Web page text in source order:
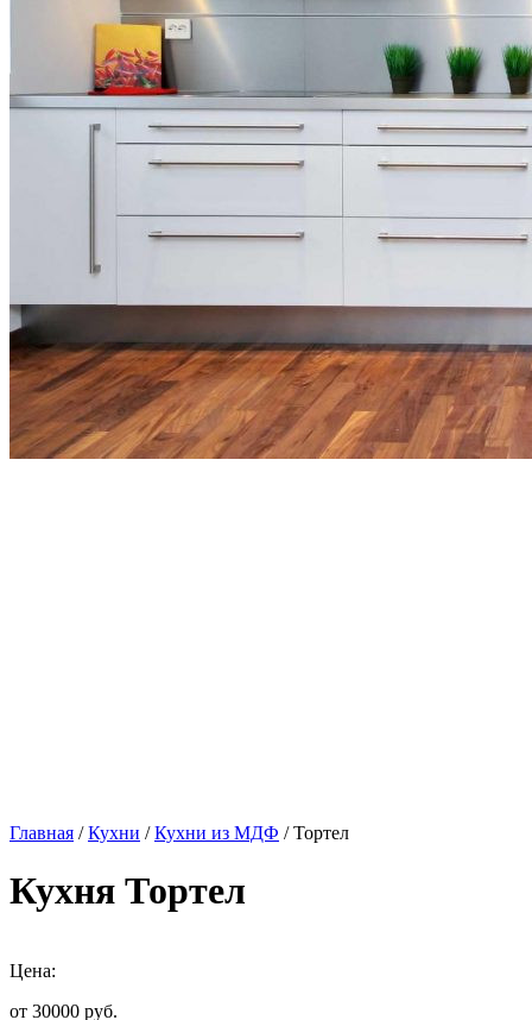
Главная /Кухни /Кухни из МДФ / Тортел
Кухня Тортел
Цена:
от 30000 руб.